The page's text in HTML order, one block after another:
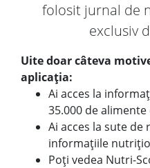
folosit jurnal de
exclusiv
Uite doar câteva
aplicația:
Ai acces la
35.000 de
Ai acces la sute de
informațiile
Poți vedea Nutri-